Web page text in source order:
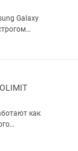
Galaxy
на
как